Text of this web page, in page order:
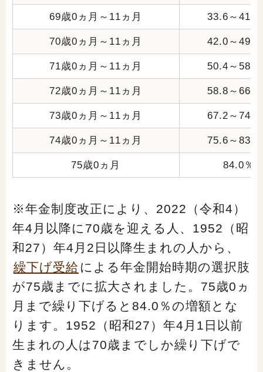
69歳0ヵ月～11ヵ月 33.6～41.3
70歳0ヵ月～11ヵ月 42.0～49.7
71歳0ヵ月～11ヵ月 50.4～58.1
72歳0ヵ月～11ヵ月 58.8～66.5
73歳0ヵ月～11ヵ月 67.2～74.9
74歳0ヵ月～11ヵ月 75.6～83.3
75歳0ヵ月 84.0％
※年金制度改正により、2022（令和4）
年4月以降に70歳を迎える人、1952（昭
和27）年4月2日以降生まれの人から、
繰下げ受給 による年金開始時期の選択肢
が75歳までに拡大されました。75歳0ヵ
月まで繰り下げると84.0％の増額とな
ります。1952（昭和27）年4月1日以前
生まれの人は70歳までしか繰り下げで
きません。